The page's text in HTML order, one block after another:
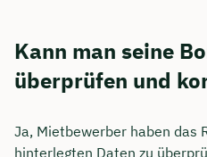
Kann man seine
überprüfen und
Ja, Mietbewerber haben das
hinterlegten Daten zu